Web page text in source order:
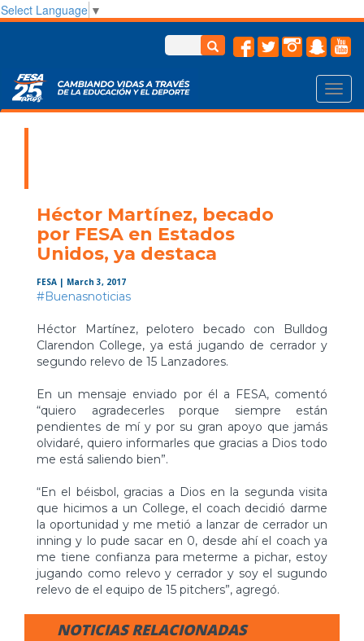
Select Language ▼
Héctor Martínez, becado
por FESA en Estados
Unidos, ya destaca
FESA | March 3, 2017
#Buenasnoticias
Héctor Martínez, pelotero becado con Bulldog
Clarendon College, ya está jugando de cerrador y
segundo relevo de 15 Lanzadores.
En un mensaje enviado por él a FESA, comentó
“quiero agradecerles porque siempre están
pendientes de mí y por su gran apoyo que jamás
olvidaré, quiero informarles que gracias a Dios todo
me está saliendo bien”.
“En el béisbol, gracias a Dios en la segunda visita
que hicimos a un College, el coach decidió darme
la oportunidad y me metió a lanzar de cerrador un
inning y lo pude sacar en 0, desde ahí el coach ya
me tiene confianza para meterme a pichar, estoy
jugando como relevo y cerrador y soy el sugundo
relevo de el equipo de 15 pitchers”, agregó.
NOTICIAS RELACIONADAS